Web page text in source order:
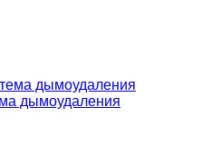
дымоудаления
дымоудаления